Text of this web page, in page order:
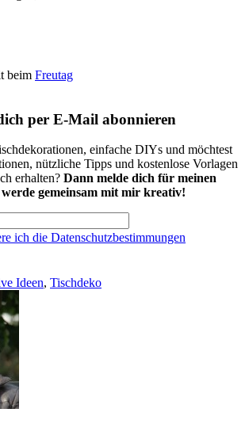
beim Freutag
per E-Mail abonnieren
einfache DIYs und möchtest
nützliche Tipps und kostenlose Vorlagen
erhalten? Dann melde dich für meinen
gemeinsam mit mir kreativ!
ich die Datenschutzbestimmungen
Ideen, Tischdeko